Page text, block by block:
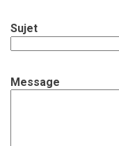
Sujet
Message